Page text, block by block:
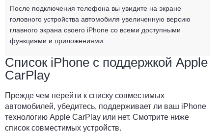
После подключения телефона вы увидите на экране
головного устройства автомобиля увеличенную версию
главного экрана своего iPhone со всеми доступными
функциями и приложениями.
Список iPhone с поддержкой Apple
CarPlay
Прежде чем перейти к списку совместимых
автомобилей, убедитесь, поддерживает ли ваш iPhone
технологию Apple CarPlay или нет. Смотрите ниже
список совместимых устройств.